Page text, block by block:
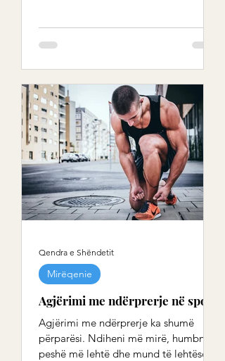
Agjërimi me ndërprerje në sport
Agjërimi me ndërprerje ka shumë
përparësi. Ndiheni më mirë, humbni
peshë më lehtë dhe mund të lehtësoni
Mirëqenie
Qendra e Shëndetit